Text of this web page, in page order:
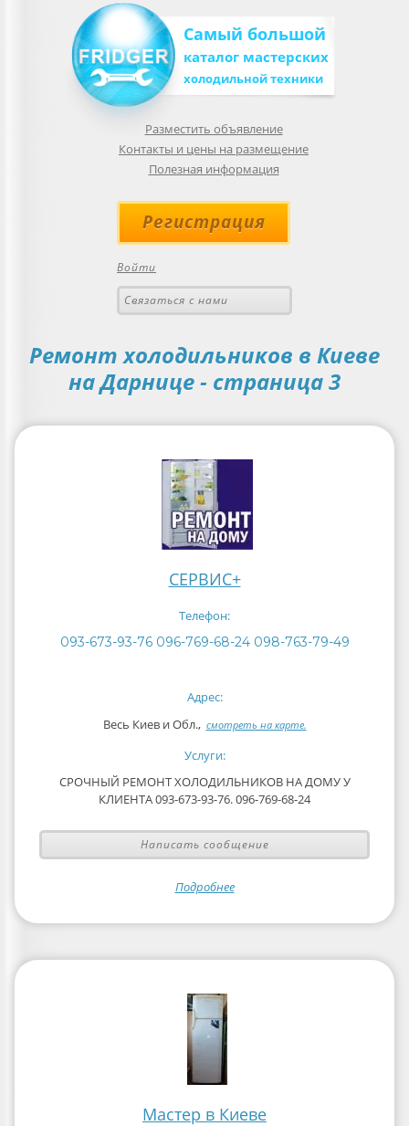
Самый большой
каталог мастерских
холодильной техники
Разместить объявление
Контакты и цены на размещение
Полезная информация
Регистрация
Войти
Связаться с нами
Ремонт холодильников в Киеве
на Дарнице - страница 3
СЕРВИС+
Телефон:
093-673-93-76 096-769-68-24 098-763-79-49
Адрес:
Весь Киев и Обл., смотреть на карте.
Услуги:
СРОЧНЫЙ РЕМОНТ ХОЛОДИЛЬНИКОВ НА ДОМУ У
КЛИЕНТА 093-673-93-76. 096-769-68-24
Написать сообщение
Подробнее
Мастер в Киеве